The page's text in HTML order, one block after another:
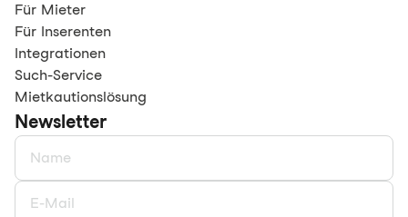
Für Mieter
Für Inserenten
Integrationen
Such-Service
Mietkautionslösung
Newsletter